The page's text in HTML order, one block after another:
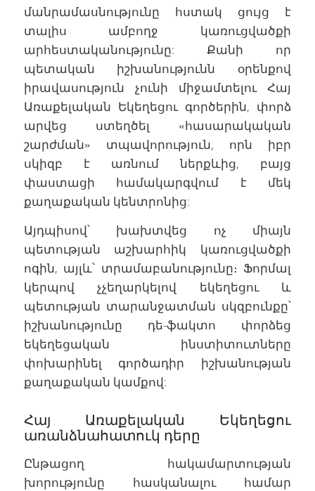
մանրամասնությունը հստակ ցույց է
տալիս ամբողջ կառուցվածքի
արհեստականությունը: Քանի որ
պետական իշխանությունն օրենքով
իրավասություն չունի միջամտելու Հայ
Առաքելական Եկեղեցու գործերին, փորձ
արվեց ստեղծել «հասարակական
շարժման» տպավորություն, որն իբր
սկիզբ է առնում ներքևից, բայց
փաստացի համակարգվում է մեկ
քաղաքական կենտրոնից:
Այդպիսով՝ խախտվեց ոչ միայն
պետության աշխարհիկ կառուցվածքի
ոգին, այլև՝ տրամաբանությունը։ Ֆորմալ
կերպով չչեղարկելով եկեղեցու և
պետության տարանջատման սկզբունքը՝
իշխանությունը դե-ֆակտո փորձեց
եկեղեցական ինստիտուտները
փոխարինել գործադիր իշխանության
քաղաքական կամքով:
Հայ Առաքելական Եկեղեցու
առանձնահատուկ դերը
Ընթացող հակամարտության
խորությունը հասկանալու համար